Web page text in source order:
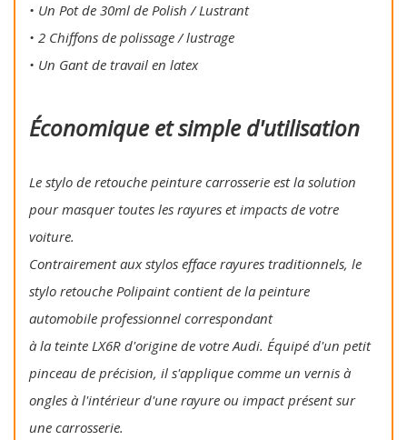
• Un Pot de 30ml de Polish / Lustrant
• 2 Chiffons de polissage / lustrage
• Un Gant de travail en latex
Économique et simple d'utilisation
Le stylo de retouche peinture carrosserie est la solution
pour masquer toutes les rayures et impacts de votre
voiture.
Contrairement aux stylos efface rayures traditionnels, le
stylo retouche Polipaint contient de la peinture
automobile professionnel correspondant
à la teinte LX6R d'origine de votre Audi. Équipé d'un petit
pinceau de précision, il s'applique comme un vernis à
ongles à l'intérieur d'une rayure ou impact présent sur
une carrosserie.